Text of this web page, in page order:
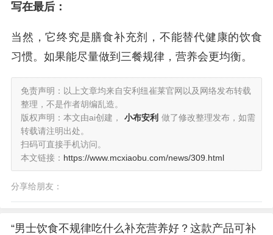
写在最后：
当然，它终究是膳食补充剂，不能替代健康的饮食
习惯。如果能尽量做到三餐规律，营养会更均衡。
免责声明：以上文章均来自安利纽崔莱官网以及网络发布转载
整理，不是作者胡编乱造。
版权声明：本文由ai创建，
小布安利 做了修改整理发布，如需
转载请注明出处。
扫码可直接手机访问。
本文链接： https://www.mcxiaobu.com/news/309.html
分享给朋友：
“男士饮食不规律吃什么补充营养好？这款产品可补